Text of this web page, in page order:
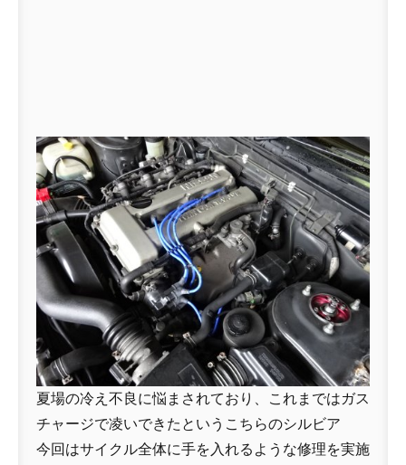
夏場の冷え不良に悩まされており、これまではガス
チャージで凌いできたというこちらのシルビア
今回はサイクル全体に手を入れるような修理を実施